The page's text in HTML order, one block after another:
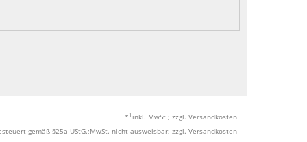
* 1 inkl. MwSt.; zzgl. Versandkosten
gemäß §25a UStG.;MwSt. nicht ausweisbar; zzgl. Versandkosten